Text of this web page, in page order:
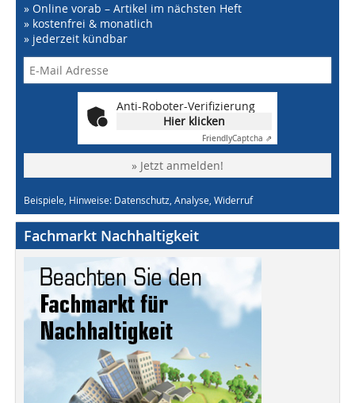
» Online vorab – Artikel im nächsten Heft
» kostenfrei & monatlich
» jederzeit kündbar
Anti-Roboter-Verifizierung
Hier klicken
FriendlyCaptcha ⇗
» Jetzt anmelden!
Beispiele, Hinweise: Datenschutz, Analyse, Widerruf
Fachmarkt Nachhaltigkeit